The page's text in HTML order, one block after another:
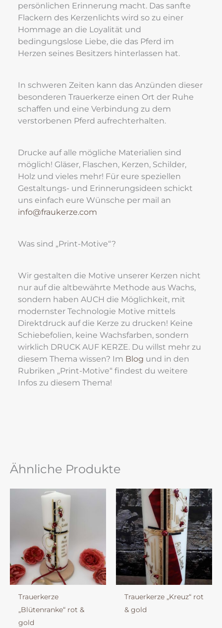
persönlichen Erinnerung macht. Das sanfte
Flackern des Kerzenlichts wird so zu einer
Hommage an die Loyalität und
bedingungslose Liebe, die das Pferd im
Herzen seines Besitzers hinterlassen hat.
In schweren Zeiten kann das Anzünden dieser
besonderen Trauerkerze einen Ort der Ruhe
schaffen und eine Verbindung zu dem
verstorbenen Pferd aufrechterhalten.
Drucke auf alle mögliche Materialien sind
möglich! Gläser, Flaschen, Kerzen, Schilder,
Holz und vieles mehr! Für eure speziellen
Gestaltungs- und Erinnerungsideen schickt
uns einfach eure Wünsche per mail an
info@fraukerze.com
Was sind „Print-Motive“?
Wir gestalten die Motive unserer Kerzen nicht
nur auf die altbewährte Methode aus Wachs,
sondern haben AUCH die Möglichkeit, mit
modernster Technologie Motive mittels
Direktdruck auf die Kerze zu drucken! Keine
Schiebefolien, keine Wachsfarben, sondern
wirklich DRUCK AUF KERZE. Du willst mehr zu
diesem Thema wissen? Im Blog und in den
Rubriken „Print-Motive“ findest du weitere
Infos zu diesem Thema!
Ähnliche Produkte
Trauerkerze
„Blütenranke“ rot &
gold
Trauerkerze „Kreuz“ rot
& gold